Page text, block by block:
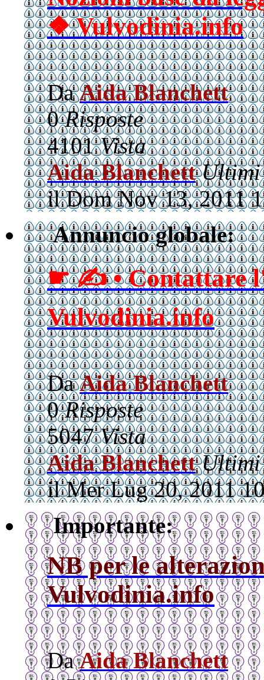
❖ Vulvodinia.info
DaAida Blanchett
0Risposte
4101Vista
Aida Blanchett Ultimi
il Dom Nov 13, 2011
Annuncio globale:
☛ ✍ • Contattare
Vulvodinia.info
DaAida Blanchett
0Risposte
5047Vista
Aida Blanchett Ultimi
il Mer Lug 20, 2011
Importante:
NB per le
Vulvodinia.info
DaAida Blanchett